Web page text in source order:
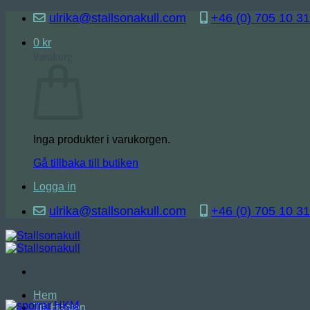
Skip
content
ulrika@stallsonakull.com +46 (0) 705 10
0 kr
Inga produkter i varukorgen.
Gå tillbaka till butiken
Logga in
ulrika@stallsonakull.com +46 (0) 705 10
Hem
Till Hästen